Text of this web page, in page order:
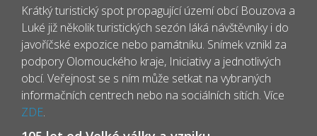
Krátký turistický spot propagující území obcí Bouzova a
Luké již několik turistických sezón láká návštěvníky i do
javoříčské expozice nebo památníku. Snímek vznikl za
podpory Olomouckého kraje, Iniciativy a jednotlivých
obcí. Veřejnost se s ním může setkat na vybraných
informačních centrech nebo na sociálních sítích. Více
ZDE.